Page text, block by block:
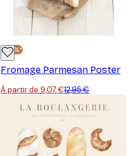
-30%*
Fromage Parmesan Poster
À partir de 9,07 €12,95 €